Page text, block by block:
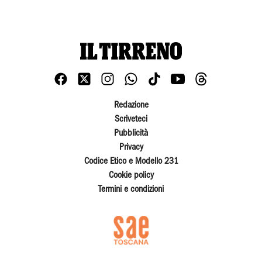
Redazione
Scriveteci
Pubblicità
Privacy
Codice Etico e Modello 231
Cookie policy
Termini e condizioni